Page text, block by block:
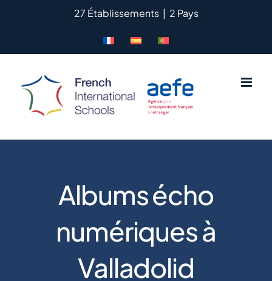
27 Établissements | 2 Pays
Albums écho
numériques à
Valladolid